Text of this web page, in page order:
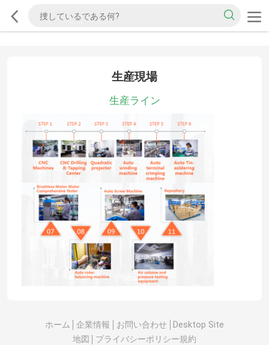
生産現場
生産ライン
ホーム 企業情報 お問い合わせ
Desktop Site
地図
プライバシーポリシー規約